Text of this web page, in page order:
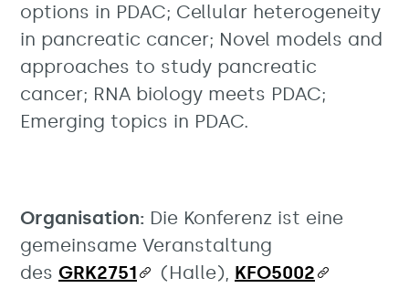
options in PDAC; Cellular heterogeneity
in pancreatic cancer; Novel models and
approaches to study pancreatic
cancer; RNA biology meets PDAC;
Emerging topics in PDAC.
Organisation: Die Konferenz ist eine
gemeinsame Veranstaltung
des GRK2751 (Halle), KFO5002